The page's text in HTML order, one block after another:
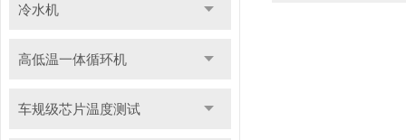
冷水机
高低温一体循环机
车规级芯片温度测试